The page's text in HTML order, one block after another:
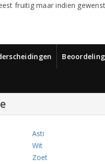
fruitig maar indien
Asti
Wit
Zoet